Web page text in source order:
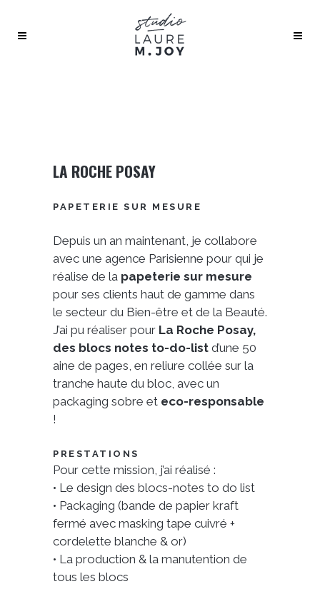
LA ROCHE POSAY
PAPETERIE SUR MESURE
Depuis un an maintenant, je collabore
avec une agence Parisienne pour qui je
réalise de la papeterie sur mesure
pour ses clients haut de gamme dans
le secteur du Bien-être et de la Beauté.
J’ai pu réaliser pour La Roche Posay,
des blocs notes to-do-list d’une 50
aine de pages, en reliure collée sur la
tranche haute du bloc, avec un
packaging sobre et eco-responsable
!
PRESTATIONS
Pour cette mission, j’ai réalisé :
• Le design des blocs-notes to do list
• Packaging (bande de papier kraft
fermé avec masking tape cuivré +
cordelette blanche & or)
• La production & la manutention de
tous les blocs